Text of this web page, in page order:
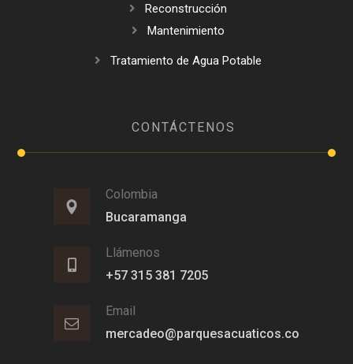
Reconstrucción
Mantenimiento
Tratamiento de Agua Potable
CONTÁCTENOS
Colombia
Bucaramanga
Llámenos
+57 315 381 7205
Email
mercadeo@parquesacuaticos.co